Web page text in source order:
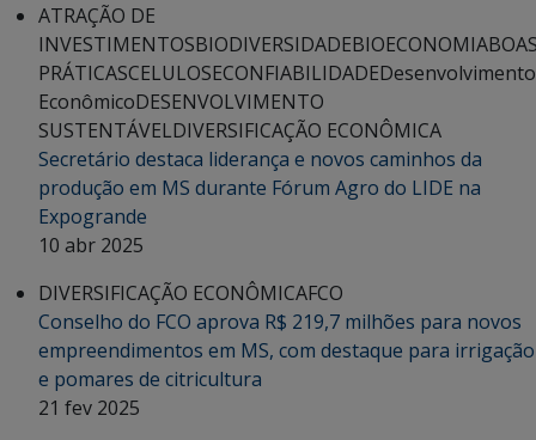
ATRAÇÃO DE
INVESTIMENTOSBIODIVERSIDADEBIOECONOMIA
PRÁTICASCELULOSECONFIABILIDADEDesenvolvimento
EconômicoDESENVOLVIMENTO
SUSTENTÁVELDIVERSIFICAÇÃO ECONÔMICA
Secretário destaca liderança e novos caminhos da
produção em MS durante Fórum Agro do LIDE na
Expogrande
10 abr 2025
DIVERSIFICAÇÃO ECONÔMICAFCO
Conselho do FCO aprova R$ 219,7 milhões para novos
empreendimentos em MS, com destaque para irrigação
e pomares de citricultura
21 fev 2025